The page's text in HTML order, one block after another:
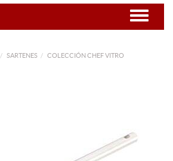
SARTENES
COLECCIÓN CHEF VITRO